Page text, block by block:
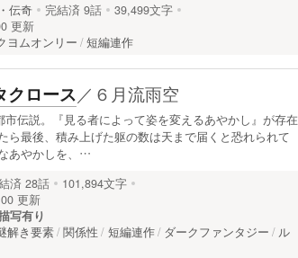
伝奇 完結済 9話
39,499文字
更新
ヨムオンリー 短編連作
クロース／ ６月流雨空
市伝説。『見る者によって姿を変えるあやかし』が存在
ら最後、積み上げた躯の数は天まで届くと恐れられて
あやかしを、…
済 28話
101,894文字
更新
写有り
解き要素 関係性 短編連作 ダークファンタジー
ル